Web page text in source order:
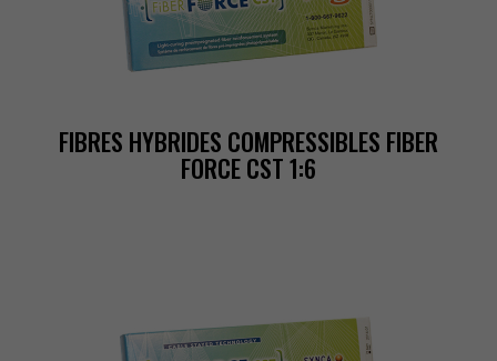
FIBRESHYBRIDESCOMPRESSIBLESFIBER
FORCECST1:6